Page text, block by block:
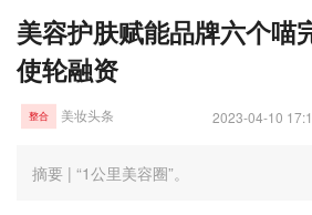
美容护肤赋能品牌六个喵
使轮融资
整合 美妆头条 2023-04-10
摘要 | “1公里美容圈”。